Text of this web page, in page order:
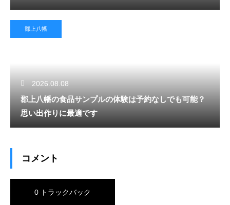
郡上八幡
2026.08.08
郡上八幡の食品サンプルの体験は予約なしでも可能？
思い出作りに最適です
コメント
0 トラックバック